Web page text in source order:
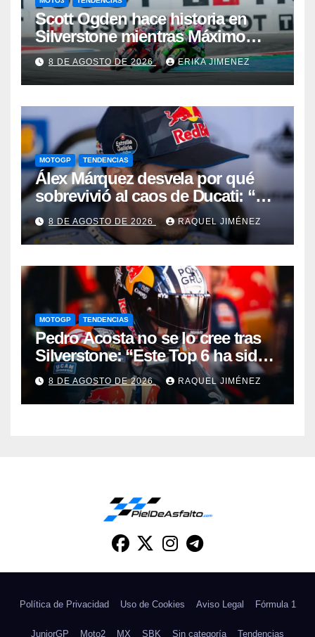
Scott Ogden hace historia en
Silverstone mientras Máximo
Quiles sufre una fractura de
clavícula
8 DE AGOSTO DE 2026 ERIKA JIMENEZ
MOTOGP TENDENCIAS
Álex Márquez desvela por qué
sobrevivió al caos de Ducati: “No
sé cómo acabé siendo el mejor”
8 DE AGOSTO DE 2026 RAQUEL JIMÉNEZ
MOTOGP TENDENCIAS
Pedro Acosta no se lo cree tras
Silverstone: “Este Top 6 ha sido
una sorpresa”
8 DE AGOSTO DE 2026 RAQUEL JIMÉNEZ
Política de Privacidad Uso de Cookies Aviso Legal Fórmula 1
JuniorGP Moto2 MX SBK Sin categoría Tendencias